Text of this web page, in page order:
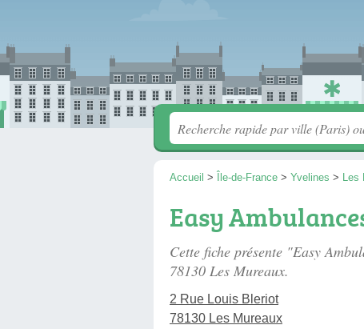
Accueil > Île-de-France > Yvelines > Les
Easy
Cette fiche présente "Easy
78130 Les Mureaux.
2 Rue Louis Bleriot
78130 Les Mureaux